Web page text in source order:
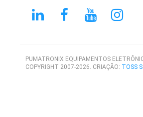
PUMATRONIX EQUIPAMENTOS
COPYRIGHT 2007-2026. CRIAÇÃO: TOSS